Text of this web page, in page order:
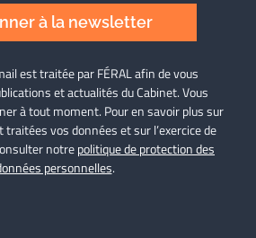
à la newsletter
est traitée par FÉRAL afin de vous
et actualités du Cabinet. Vous
à tout moment. Pour en savoir plus sur
vos données et sur l’exercice de
notrepolitique de protection des
personnelles.